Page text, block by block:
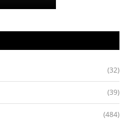
(32)
(39)
(484)